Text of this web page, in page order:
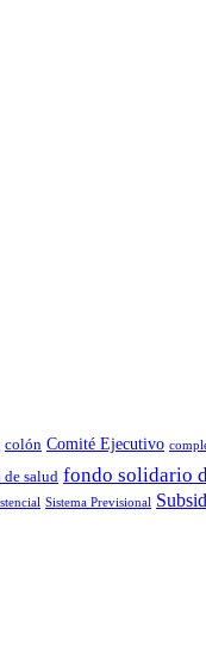
colón Comité Ejecutivo
de salud fondo solidario
Sistema Previsional